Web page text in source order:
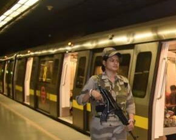
गृह मंत्रालय ने CISF के
Jan 14, 2025 07:28 pm
क्या है खबर?
गृह मंत्रालयने केंद्रीय औद्योगिक
मंत्रालय की मंजूरी मिलने से CISF